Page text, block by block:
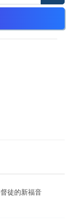
徒的新福音